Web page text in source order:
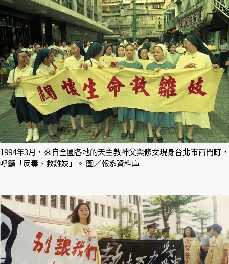
1994年3月，來自全國各地的天主教神父與修女現身台北市西門町，
呼籲「反毒、救雛妓」。 圖／報系資料庫